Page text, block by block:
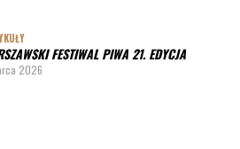
FESTIWAL PIWA 21. EDYCJA
2026